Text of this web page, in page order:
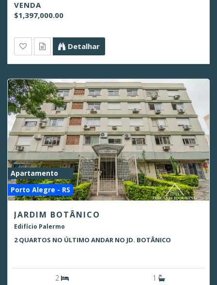
VENDA
$1,397,000.00
Detalhar
Apartamento
Porto Alegre - RS
JARDIM BOTÂNICO
Edifício Palermo
2 QUARTOS NO ÚLTIMO ANDAR NO JD. BOTÂNICO
2 1